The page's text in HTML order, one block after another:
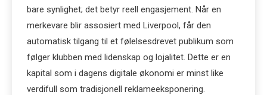
bare synlighet; det betyr reell engasjement. Når en
merkevare blir assosiert med Liverpool, får den
automatisk tilgang til et følelsesdrevet publikum som
følger klubben med lidenskap og lojalitet. Dette er en
kapital som i dagens digitale økonomi er minst like
verdifull som tradisjonell reklameeksponering.